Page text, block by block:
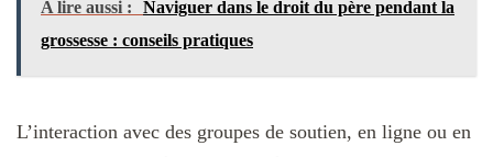
A lire aussi :
Naviguer dans le droit du père pendant la
grossesse : conseils pratiques
L’interaction avec des groupes de soutien, en ligne ou en